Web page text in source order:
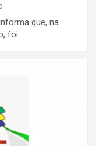
que, na
foi…